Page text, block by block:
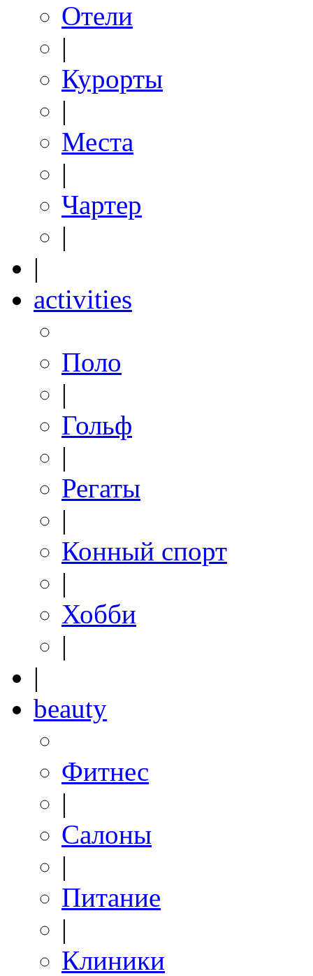
Отели
|
Курорты
|
Места
|
Чартер
|
|
activities
Поло
|
Гольф
|
Регаты
|
Конный спорт
|
Хобби
|
|
beauty
Фитнес
|
Салоны
|
Питание
|
Клиники